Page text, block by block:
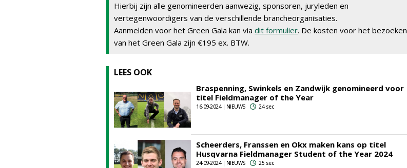
Hierbij zijn alle genomineerden aanwezig, sponsoren, juryleden en
vertegenwoordigers van de verschillende brancheorganisaties.
Aanmelden voor het Green Gala kan via dit formulier. De kosten voor het bezoeken
van het Green Gala zijn €195 ex. BTW.
LEES OOK
Braspenning, Swinkels en Zandwijk genomineerd voor
titel Fieldmanager of the Year
16-09-2024 | NIEUWS 24 sec
Scheerders, Franssen en Okx maken kans op titel
Husqvarna Fieldmanager Student of the Year 2024
24-09-2024 | NIEUWS 25 sec